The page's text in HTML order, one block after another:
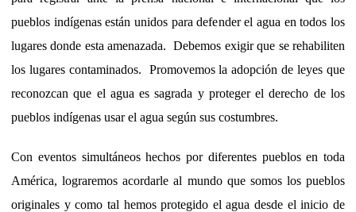
pueblos indígenas están unidos para defender el agua en todos los
lugares donde esta amenazada. Debemos exigir que se rehabiliten
los lugares contaminados. Promovemos la adopción de leyes que
reconozcan que el agua es sagrada y proteger el derecho de los
pueblos indígenas usar el agua según sus costumbres.
Con eventos simultáneos hechos por diferentes pueblos en toda
América, lograremos acordarle al mundo que somos los pueblos
originales y como tal hemos protegido el agua desde el inicio de